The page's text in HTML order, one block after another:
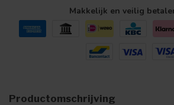
Makkelijk en veilig
Productomschrijving